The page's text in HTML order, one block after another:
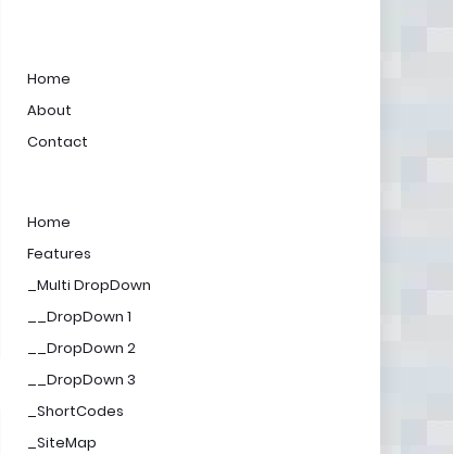
Home
About
Contact
Home
Features
_Multi DropDown
__DropDown 1
__DropDown 2
__DropDown 3
_ShortCodes
_SiteMap